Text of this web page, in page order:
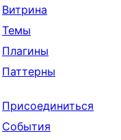
Витрина
Темы
Плагины
Паттерны
Присоединиться
События